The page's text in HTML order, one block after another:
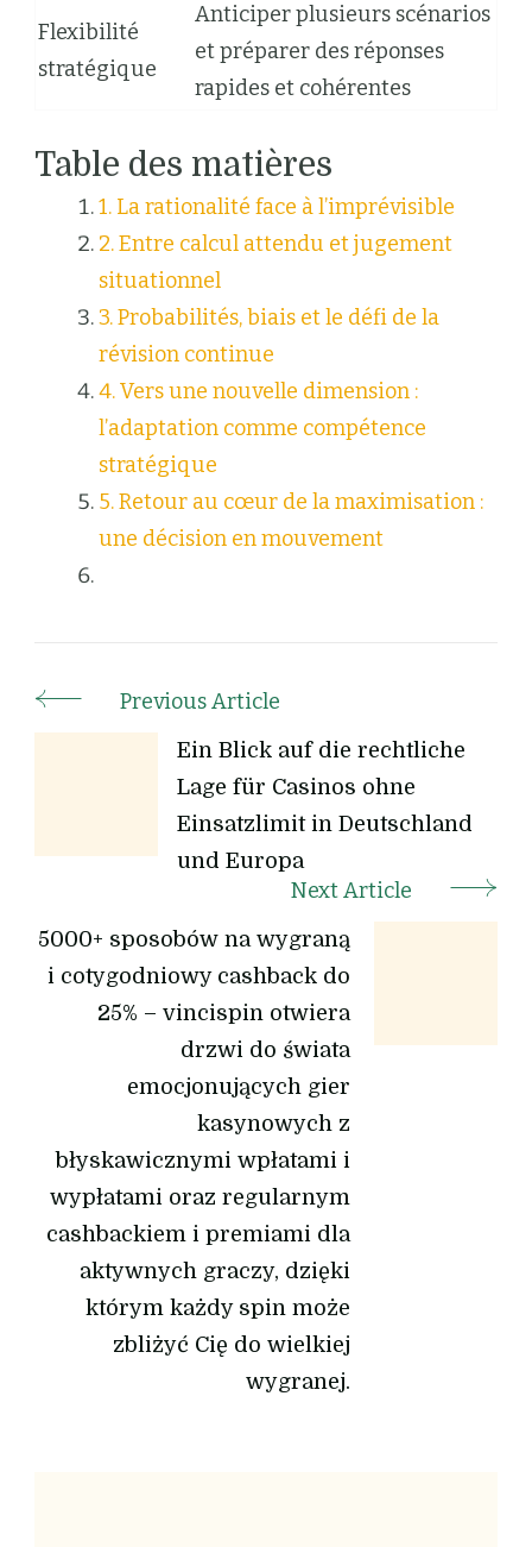
Flexibilité
stratégique
Anticiper plusieurs scénarios
et préparer des réponses
rapides et cohérentes
Table des matières
1. La rationalité face à l’imprévisible
2. Entre calcul attendu et jugement
situationnel
3. Probabilités, biais et le défi de la
révision continue
4. Vers une nouvelle dimension :
l’adaptation comme compétence
stratégique
5. Retour au cœur de la maximisation :
une décision en mouvement
Previous Article
Ein Blick auf die rechtliche
Lage für Casinos ohne
Einsatzlimit in Deutschland
und Europa
Next Article
5000+ sposobów na wygraną
i cotygodniowy cashback do
25% – vincispin otwiera
drzwi do świata
emocjonujących gier
kasynowych z
błyskawicznymi wpłatami i
wypłatami oraz regularnym
cashbackiem i premiami dla
aktywnych graczy, dzięki
którym każdy spin może
zbliżyć Cię do wielkiej
wygranej.